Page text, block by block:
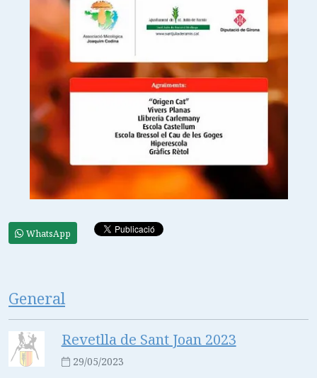
WhatsApp
General
Revetlla de Sant Joan 2023
29/05/2023